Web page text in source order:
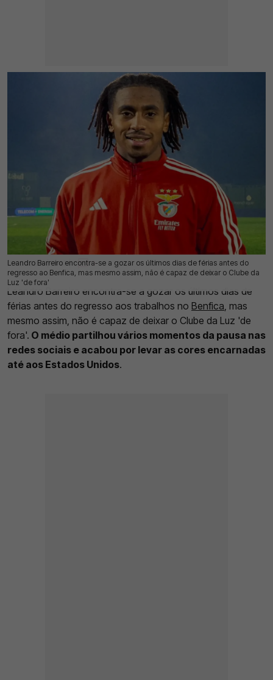
Leandro Barreiro encontra-se a gozar os últimos dias de férias antes do
regresso ao Benfica, mas mesmo assim, não é capaz de deixar o Clube da
Luz 'de fora'
01 Jun 2026 | 13:48 | 0
Leandro Barreiro encontra-se a gozar os últimos dias de
férias antes do regresso aos trabalhos no Benfica, mas
mesmo assim, não é capaz de deixar o Clube da Luz 'de
fora'. O médio partilhou vários momentos da pausa nas
redes sociais e acabou por levar as cores encarnadas
até aos Estados Unidos.